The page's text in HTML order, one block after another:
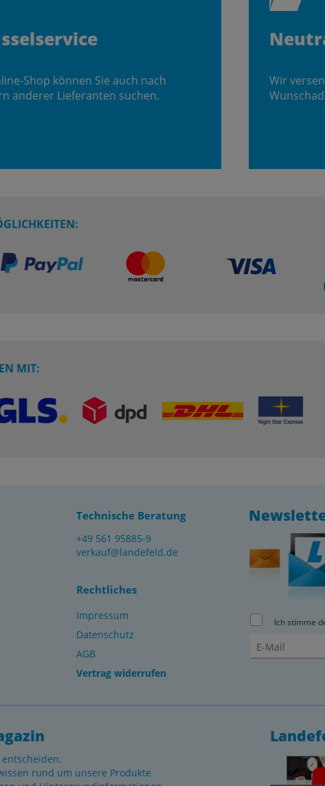
Shop können Sie auch nach
anderer Lieferanten suchen.
Wir
MIT:
Technische Beratung
+49 561 95885-9
verkauf@landefeld.de
Rechtliches
Impressum
Datenschutz
AGB
Vertrag widerrufen
Ich stimme
rund um unsere Produkte